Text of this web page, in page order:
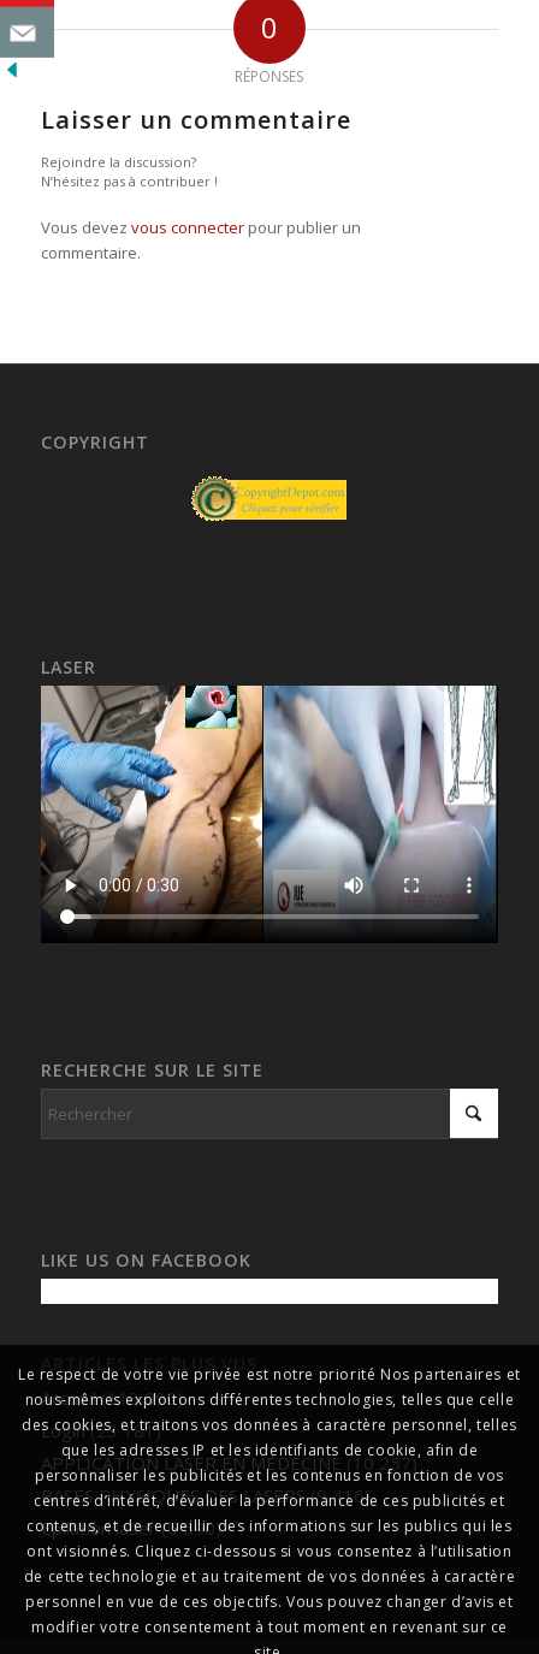
0
RÉPONSES
Laisser un commentaire
Rejoindre la discussion?
N’hésitez pas à contribuer !
Vous devez vous connecterpour publier un
commentaire.
COPYRIGHT
LASER
RECHERCHE SUR LE SITE
LIKE US ON FACEBOOK
ARTICLES LES PLUS VUS
Accueil (113 090)
Login (23 181)
APPLICATION LASER EN MEDECINE (10 257)
BASES PHYSIQUES DES LASERS (9 416)
Epilation laser (6 690)
Le respect de votre vie privée est notre priorité Nos partenaires et
nous-mêmes exploitons différentes technologies, telles que celle
des cookies, et traitons vos données à caractère personnel, telles
que les adresses IP et les identifiants de cookie, afin de
personnaliser les publicités et les contenus en fonction de vos
centres d’intérêt, d’évaluer la performance de ces publicités et
contenus, et de recueillir des informations sur les publics qui les
ont visionnés. Cliquez ci-dessous si vous consentez à l’utilisation
de cette technologie et au traitement de vos données à caractère
personnel en vue de ces objectifs. Vous pouvez changer d’avis et
modifier votre consentement à tout moment en revenant sur ce